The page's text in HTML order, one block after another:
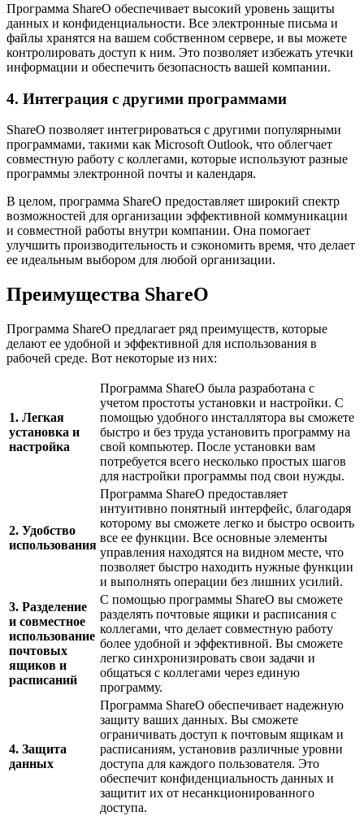
Программа ShareO обеспечивает высокий уровень защиты
данных и конфиденциальности. Все электронные письма и
файлы хранятся на вашем собственном сервере, и вы можете
контролировать доступ к ним. Это позволяет избежать утечки
информации и обеспечить безопасность вашей компании.
4. Интеграция с другими программами
ShareO позволяет интегрироваться с другими популярными
программами, такими как Microsoft Outlook, что облегчает
совместную работу с коллегами, которые используют разные
программы электронной почты и календаря.
В целом, программа ShareO предоставляет широкий спектр
возможностей для организации эффективной коммуникации
и совместной работы внутри компании. Она помогает
улучшить производительность и сэкономить время, что делает
ее идеальным выбором для любой организации.
Преимущества ShareO
Программа ShareO предлагает ряд преимуществ, которые
делают ее удобной и эффективной для использования в
рабочей среде. Вот некоторые из них:
1. Легкая
установка и
настройка
Программа ShareO была разработана с
учетом простоты установки и настройки. С
помощью удобного инсталлятора вы сможете
быстро и без труда установить программу на
свой компьютер. После установки вам
потребуется всего несколько простых шагов
для настройки программы под свои нужды.
2. Удобство
использования
Программа ShareO предоставляет
интуитивно понятный интерфейс, благодаря
которому вы сможете легко и быстро освоить
все ее функции. Все основные элементы
управления находятся на видном месте, что
позволяет быстро находить нужные функции
и выполнять операции без лишних усилий.
3. Разделение
и совместное
использование
почтовых
ящиков и
расписаний
С помощью программы ShareO вы сможете
разделять почтовые ящики и расписания с
коллегами, что делает совместную работу
более удобной и эффективной. Вы сможете
легко синхронизировать свои задачи и
общаться с коллегами через единую
программу.
4. Защита
данных
Программа ShareO обеспечивает надежную
защиту ваших данных. Вы сможете
ограничивать доступ к почтовым ящикам и
расписаниям, установив различные уровни
доступа для каждого пользователя. Это
обеспечит конфиденциальность данных и
защитит их от несанкционированного
доступа.